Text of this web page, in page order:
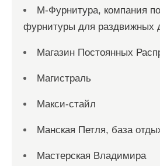
М-Фурнитура, компания
фурнитуры для раздвижных
Магазин Постоянных
Магистраль
Макси-стайл
Манская Петля, база
Мастерская Владимира